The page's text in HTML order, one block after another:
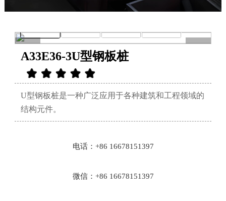
<
A33E36-3U型钢板桩
U型钢板桩是一种广泛应用于各种建筑和工程领域的
结构元件。
电话：+86 16678151397
微信：+86 16678151397